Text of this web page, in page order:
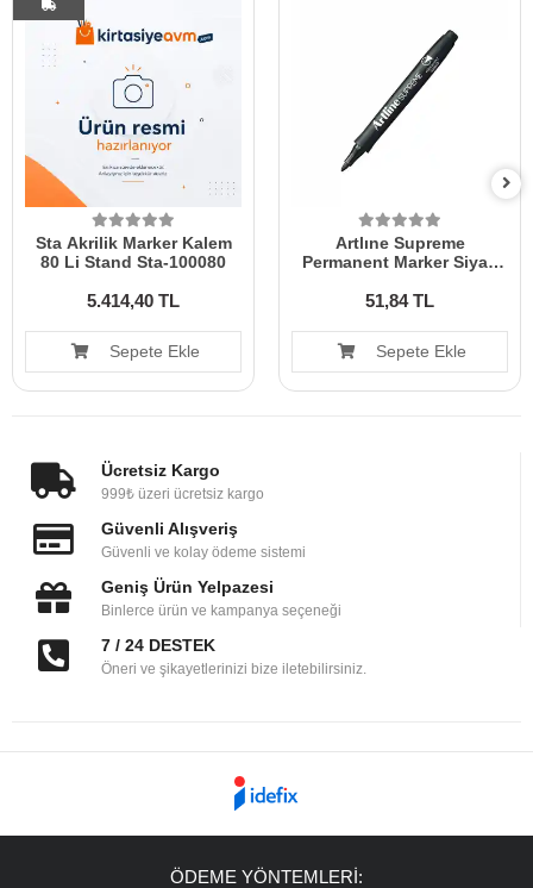
Sta Akrilik Marker Kalem
80 Li Stand Sta-100080
5.414,40 TL
Sepete Ekle
Artlıne Supreme
Permanent Marker Siyah
51,84 TL
Sepete Ekle
Ücretsiz Kargo
999₺ üzeri ücretsiz kargo
Güvenli Alışveriş
Güvenli ve kolay ödeme sistemi
Geniş Ürün Yelpazesi
Binlerce ürün ve kampanya seçeneği
7 / 24 DESTEK
Öneri ve şikayetlerinizi bize iletebilirsiniz.
ÖDEME YÖNTEMLERİ: